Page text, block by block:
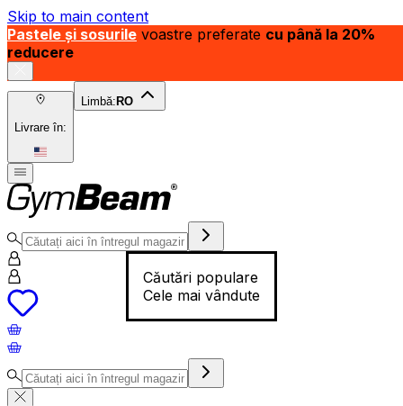
Skip to main content
Pastele și sosurile voastre preferate cu până la 20%
reducere
Livrare în:
Limbă: RO
Căutări populare
Cele mai vândute